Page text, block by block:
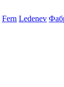
Fern Ledenev